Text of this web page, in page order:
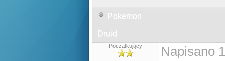
Pokemon
Druid
Początkujący
Napisano